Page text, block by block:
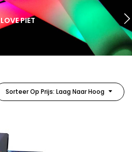
LOVE PIET
Sorteer Op Prijs: Laag Naar Hoog